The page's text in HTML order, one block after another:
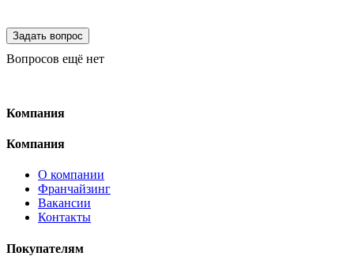
Вопросов ещё нет
Компания
Компания
О компании
Франчайзинг
Вакансии
Контакты
Покупателям